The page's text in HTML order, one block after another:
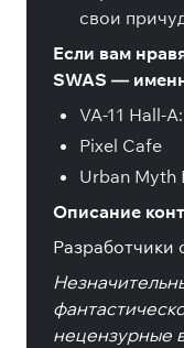
свои
Если вам
SWAS —
VA-11 Hall-
Pixel Cafe
Urban Myth
Описание
Разработчики
нецензурные